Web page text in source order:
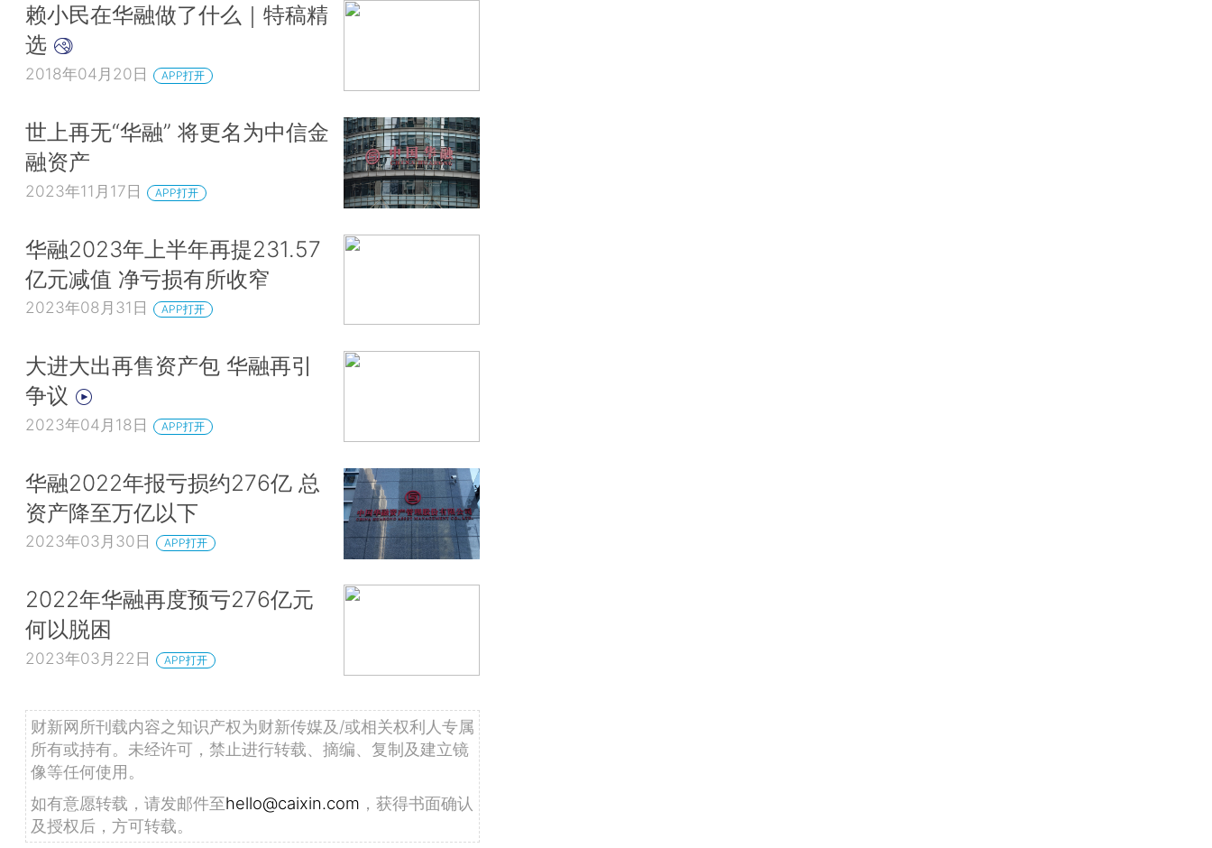
赖小民在华融做了什么｜特稿精
选
2018年04月20日 APP打开
世上再无“华融” 将更名为中信金
融资产
2023年11月17日 APP打开
华融2023年上半年再提231.57
亿元减值 净亏损有所收窄
2023年08月31日 APP打开
大进大出再售资产包 华融再引
争议
2023年04月18日 APP打开
华融2022年报亏损约276亿 总
资产降至万亿以下
2023年03月30日 APP打开
2022年华融再度预亏276亿元
何以脱困
2023年03月22日 APP打开
财新网所刊载内容之知识产权为财新传媒及/或相关权利人专属
所有或持有。未经许可，禁止进行转载、摘编、复制及建立镜
像等任何使用。
如有意愿转载，请发邮件至hello@caixin.com ，获得书面确认
及授权后，方可转载。